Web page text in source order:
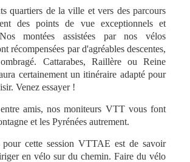
quartiers de la ville et vers des parcours
des points de vue exceptionnels et
montées assistées par nos vélos
récompensées par d'agréables descentes,
Cattarabes, Raillère ou Reine
certainement un itinéraire adapté pour
Venez essayer !
amis, nos moniteurs VTT vous font
et les Pyrénées autrement.
pour cette session VTTAE est de savoir
en vélo sur du chemin. Faire du vélo